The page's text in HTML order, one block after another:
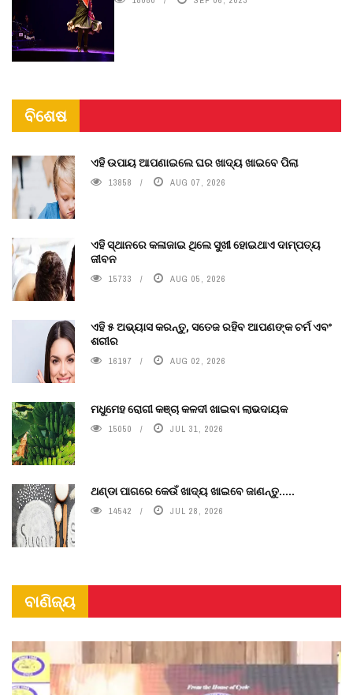
ବିଶେଷ
ଏହି ଉପାୟ ଆପଣାଇଲେ ଘର ଖାଦ୍ୟ ଖାଇବେ ପିଲା
13858 AUG 07, 2026
ଏହି ସ୍ଥାନରେ କଳାଜାଇ ଥିଲେ ସୁଖୀ ହୋଇଥାଏ ଦାମ୍ପତ୍ୟ
ଜୀବନ
15733 AUG 05, 2026
ଏହି ୫ ଅଭ୍ୟାସ କରନ୍ତୁ, ସତେଜ ରହିବ ଆପଣଙ୍କ ଚର୍ମ ଏବଂ
ଶରୀର
16197 AUG 02, 2026
ମଧୁମେହ ରୋଗୀ କଞ୍ଚା କଳଦୀ ଖାଇବା ଲାଭଦାୟକ
15050 JUL 31, 2026
ଥଣ୍ଡା ପାଗରେ କେଉଁ ଖାଦ୍ୟ ଖାଇବେ ଜାଣନ୍ତୁ.....
14542 JUL 28, 2026
ବାଣିଜ୍ୟ